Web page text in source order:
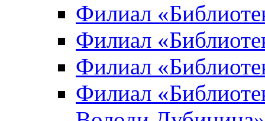
Филиал
Филиал
Филиал
Филиал